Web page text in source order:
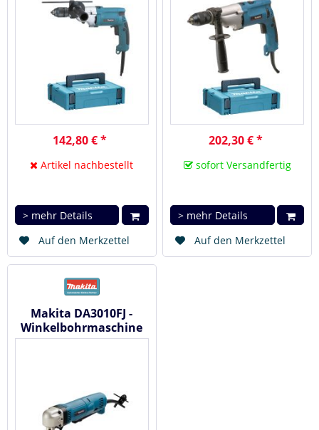
142,80 € *
Artikel nachbestellt
> mehr Details
Auf den Merkzettel
202,30 € *
sofort Versandfertig
> mehr Details
Auf den Merkzettel
Makita DA3010FJ -
Winkelbohrmaschine
450 W ZKBF